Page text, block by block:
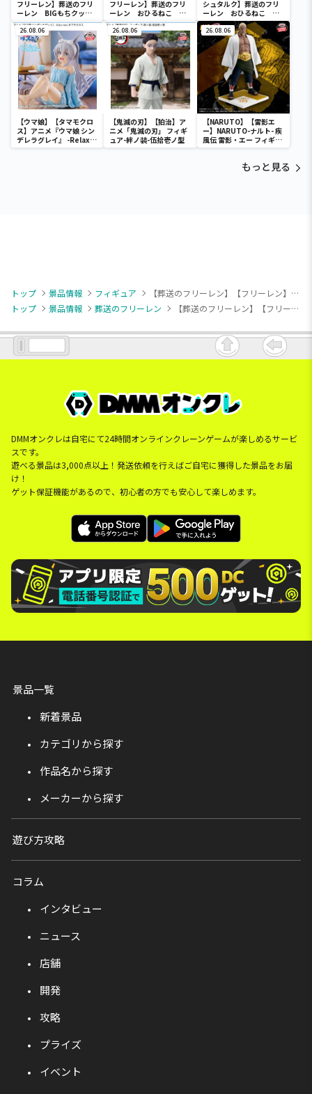
フリーレン】葬送のフリ
ーレン BIGもちクッシ
ョン
フリーレン】葬送のフリ
ーレン おひるねこ ミ
ニフィギュア（EX）
シュタルク】葬送のフリ
ーレン おひるねこ ミ
ニフィギュア（EX）
26.08.06
【ウマ娘】【タマモクロ
ス】アニメ『ウマ娘 シン
デレラグレイ』 -Relax
time-タマモクロス
26.08.06
【鬼滅の刃】【狛治】ア
ニメ「鬼滅の刃」 フィギ
ュア-絆ノ装-伍拾壱ノ型
26.08.06
【NARUTO】【雷影エ
ー】NARUTO-ナルト- 疾
風伝 雷影・エー フィギュ
ア～五影集結…!!～
もっと見る
トップ 景品情報 フィギュア
【葬送のフリーレン】【フリーレン】葬送のフリーレン Yumemirize “フリーレン”～ルームウェア～
トップ
景品情報 葬送のフリーレン 【葬送のフリーレン】【フリーレン】葬送のフリーレン Yumemirize “フリーレン”～ルームウェア～
DMMオンクレは自宅にて24時間オンラインクレーンゲームが楽しめるサービ
スです。
遊べる景品は3,000点以上！発送依頼を行えばご自宅に獲得した景品をお届
け！
ゲット保証機能があるので、初心者の方でも安心して楽しめます。
景品一覧
新着景品
カテゴリから探す
作品名から探す
メーカーから探す
遊び方攻略
コラム
インタビュー
ニュース
店舗
開発
攻略
プライズ
イベント